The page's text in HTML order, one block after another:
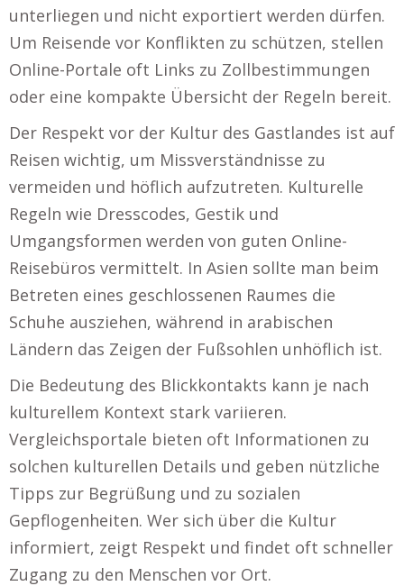
unterliegen und nicht exportiert werden dürfen.
Um Reisende vor Konflikten zu schützen, stellen
Online-Portale oft Links zu Zollbestimmungen
oder eine kompakte Übersicht der Regeln bereit.
Der Respekt vor der Kultur des Gastlandes ist auf
Reisen wichtig, um Missverständnisse zu
vermeiden und höflich aufzutreten. Kulturelle
Regeln wie Dresscodes, Gestik und
Umgangsformen werden von guten Online-
Reisebüros vermittelt. In Asien sollte man beim
Betreten eines geschlossenen Raumes die
Schuhe ausziehen, während in arabischen
Ländern das Zeigen der Fußsohlen unhöflich ist.
Die Bedeutung des Blickkontakts kann je nach
kulturellem Kontext stark variieren.
Vergleichsportale bieten oft Informationen zu
solchen kulturellen Details und geben nützliche
Tipps zur Begrüßung und zu sozialen
Gepflogenheiten. Wer sich über die Kultur
informiert, zeigt Respekt und findet oft schneller
Zugang zu den Menschen vor Ort.